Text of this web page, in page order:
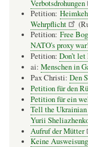
Verbotsdrohungen
Petition:
Wehrpflicht
Petition: Free
NATO's proxy war!
Petition: Don’t
ai: Menschen in
Pax Christi: Den
Petition für den
Petition für ein
Tell the Ukrainian
Yurii
Aufruf der Mütter
Keine